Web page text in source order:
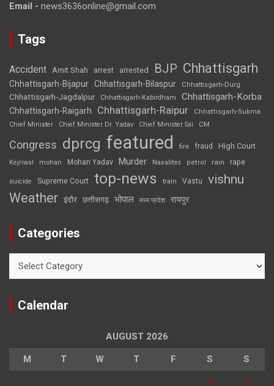
Email - news3636online@gmail.com
Tags
Accident Amit Shah arrest arrested BJP Chhattisgarh
Chhattisgarh-Bijapur Chhattisgarh-Bilaspur Chhattisgarh-Durg
Chhattisgarh-Jagdalpur Chhattisgarh-Kabirdham Chhattisgarh-Korba
Chhattisgarh-Raigarh Chhattisgarh-Raipur
Chhattisgarh-Sukma
Chief Minister
Chief Minister Dr. Yadav Chief Minister Sai CM
Congress dprcg featured fire fraud High Court
Kejriwal mohan Mohan Yadav Murder Naxalites petrol rain rape
suicide Supreme Court top-news train Vastu vishnu
Weather इंदौर छत्तीसगढ़ भोपाल मध्य प्रदेश रायपुर
Categories
Calendar
AUGUST 2026
M T W T F S S
1 2